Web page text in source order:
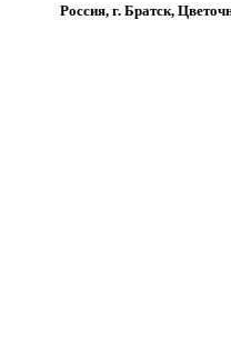
Россия, г. Братск,